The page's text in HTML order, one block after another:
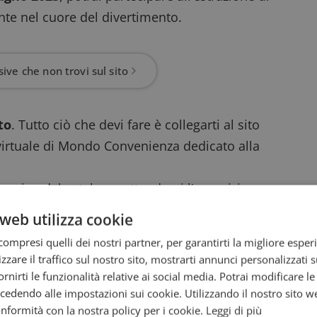
nel cuore del divertimento.
che non trovi sul sito
. Tutto ciò che devi fare è collegarti al sito
di Mondo Convenienza dedicato alla
del catalogo, attenderai l’apparizione
compilando il form con tutti i dati
dei premi in palio, che
.
biglietti omaggio e sconti ingressi
Gardaland valido per un soggiorno
utilizza cookie
quelli dei nostri partner, per garantirti la migliore
il traffico sul nostro sito, mostrarti annunci personalizzati
le funzionalità relative ai social media. Potrai modificare
alle impostazioni sui cookie. Utilizzando il nostro sito
con la nostra policy per i cookie. Leggi di più